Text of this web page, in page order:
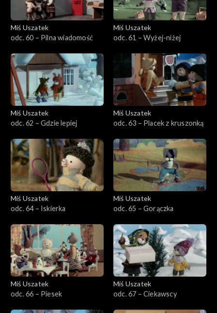
Miś Uszatek
odc. 60 – Pilna wiadomość
Miś Uszatek
odc. 61 – Wyżej-niżej
Miś Uszatek
odc. 62 – Gdzie lepiej
Miś Uszatek
odc. 63 – Placek z kruszonką
Miś Uszatek
odc. 64 – Iskierka
Miś Uszatek
odc. 65 – Gorączka
Miś Uszatek
odc. 66 – Piesek
Miś Uszatek
odc. 67 – Ciekawscy